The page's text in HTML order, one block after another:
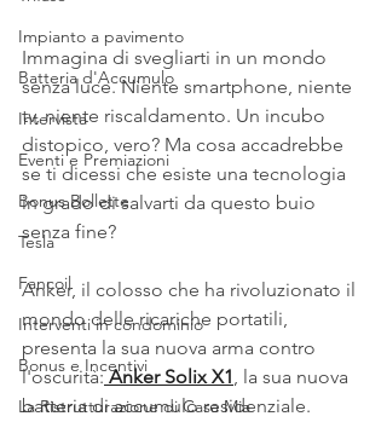
Impianto a pavimento
Batteria d'Accumulo
Intervista
Eventi e Premiazioni
Bonus Bollette
Tesla
Fancoil
Interventi in condominio
Bonus e Incentivi
La Ristrutturazione di Casa Mia
Immagina di svegliarti in un mondo
senza luce. Niente smartphone, niente
tv, niente riscaldamento. Un incubo
distopico, vero? Ma cosa accadrebbe
se ti dicessi che esiste una tecnologia
in grado di salvarti da questo buio
senza fine?
Anker, il colosso che ha rivoluzionato il
mondo delle ricariche portatili,
presenta la sua nuova arma contro
l'oscurità: Anker Solix X1 , la sua nuova
batteria di accumulo residenziale.